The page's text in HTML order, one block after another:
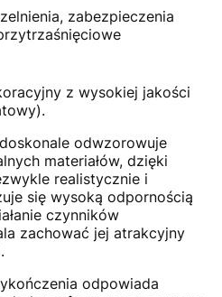
zabezpieczenia
z wysokiej jakości
odwzorowuje
materiałów, dzięki
realistycznie i
się wysoką odpornością
czynników
zachować jej atrakcyjny
odpowiada